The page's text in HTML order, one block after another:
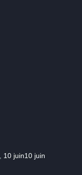
10 juin10 juin